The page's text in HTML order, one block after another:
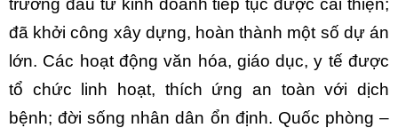
trường đầu tư kinh doanh tiếp tục được cải thiện;
đã khởi công xây dựng, hoàn thành một số dự án
lớn. Các hoạt động văn hóa, giáo dục, y tế được
tổ chức linh hoạt, thích ứng an toàn với dịch
bệnh; đời sống nhân dân ổn định. Quốc phòng –